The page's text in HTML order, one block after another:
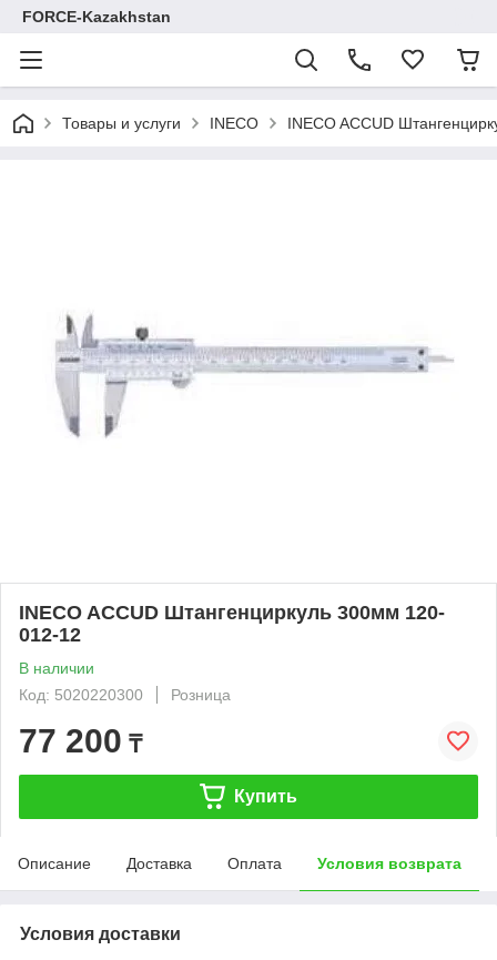
FORCE-Kazakhstan
Товары и услуги INECO INECO ACCUD
INECO ACCUD Штангенциркуль 300мм 120-
012-12
В наличии
Код: 5020220300
Розница
77 200 ₸
Купить
Описание Доставка Оплата Условия возврата
Условия доставки